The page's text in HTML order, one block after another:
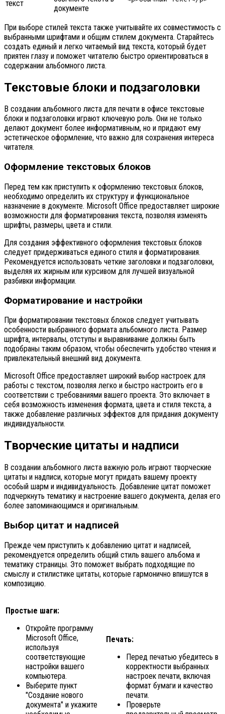
текст
документе
При выборе стилей текста также учитывайте их совместимость с
выбранными шрифтами и общим стилем документа. Старайтесь
создать единый и легко читаемый вид текста, который будет
приятен глазу и поможет читателю быстро ориентироваться в
содержании альбомного листа.
Текстовые блоки и подзаголовки
В создании альбомного листа для печати в офисе текстовые
блоки и подзаголовки играют ключевую роль. Они не только
делают документ более информативным, но и придают ему
эстетическое оформление, что важно для сохранения интереса
читателя.
Оформление текстовых блоков
Перед тем как приступить к оформлению текстовых блоков,
необходимо определить их структуру и функциональное
назначение в документе. Microsoft Office предоставляет широкие
возможности для форматирования текста, позволяя изменять
шрифты, размеры, цвета и стили.
Для создания эффективного оформления текстовых блоков
следует придерживаться единого стиля и форматирования.
Рекомендуется использовать четкие заголовки и подзаголовки,
выделяя их жирным или курсивом для лучшей визуальной
разбивки информации.
Форматирование и настройки
При форматировании текстовых блоков следует учитывать
особенности выбранного формата альбомного листа. Размер
шрифта, интервалы, отступы и выравнивание должны быть
подобраны таким образом, чтобы обеспечить удобство чтения и
привлекательный внешний вид документа.
Microsoft Office предоставляет широкий выбор настроек для
работы с текстом, позволяя легко и быстро настроить его в
соответствии с требованиями вашего проекта. Это включает в
себя возможность изменения формата, цвета и стиля текста, а
также добавление различных эффектов для придания документу
индивидуальности.
Творческие цитаты и надписи
В создании альбомного листа важную роль играют творческие
цитаты и надписи, которые могут придать вашему проекту
особый шарм и индивидуальность. Добавление цитат поможет
подчеркнуть тематику и настроение вашего документа, делая его
более запоминающимся и оригинальным.
Выбор цитат и надписей
Прежде чем приступить к добавлению цитат и надписей,
рекомендуется определить общий стиль вашего альбома и
тематику страницы. Это поможет выбрать подходящие по
смыслу и стилистике цитаты, которые гармонично впишутся в
композицию.
Простые шаги:
Откройте программу
Microsoft Office,
используя
соответствующие
настройки вашего
компьютера.
Выберите пункт
"Создание нового
документа" и укажите
Печать:
Перед печатью убедитесь в
корректности выбранных
настроек печати, включая
формат бумаги и качество
печати.
Проверьте